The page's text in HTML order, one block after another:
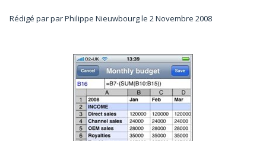
Rédigé par par Philippe Nieuwbourg le 2 Novembre 2008